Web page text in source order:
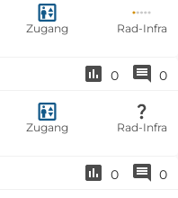
Zugang Rad-Infra
0 0
Zugang Rad-Infra
0 0